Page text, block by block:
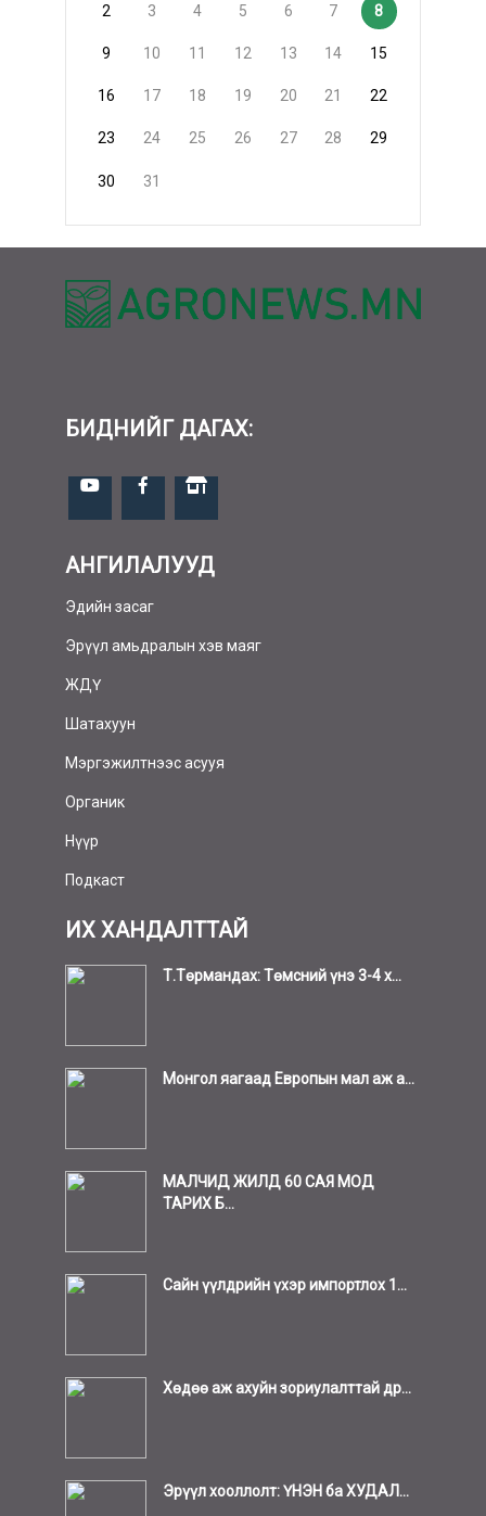
2 3 4 5 6 7 8
9 10 11 12 13 14 15
16 17 18 19 20 21 22
23 24 25 26 27 28 29
30 31
БИДНИЙГ ДАГАХ:
АНГИЛАЛУУД
Эдийн засаг
Эрүүл амьдралын хэв маяг
ЖДҮ
Шатахуун
Мэргэжилтнээс асууя
Органик
Нүүр
Подкаст
ИХ ХАНДАЛТТАЙ
Т.Төрмандах: Төмсний үнэ 3-4 х...
Монгол яагаад Европын мал аж а...
МАЛЧИД ЖИЛД 60 САЯ МОД
ТАРИХ Б...
Сайн үүлдрийн үхэр импортлох 1...
Хөдөө аж ахуйн зориулалттай др...
Эрүүл хооллолт: ҮНЭН ба ХУДАЛ...